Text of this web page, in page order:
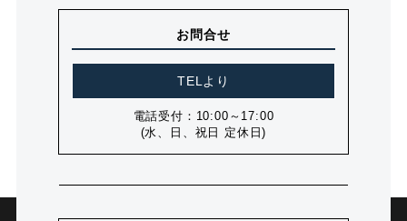
お問合せ
TELより
電話受付：10:00～17:00
(水、日、祝日 定休日)